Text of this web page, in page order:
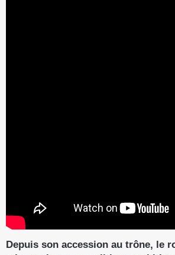
Depuis son accession au trône, le